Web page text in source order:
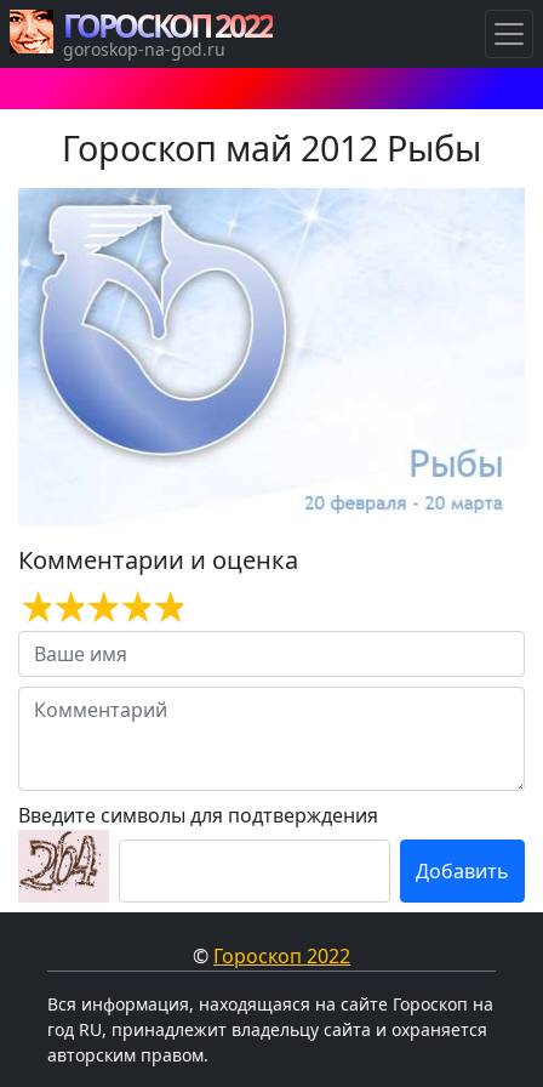
Гороскоп май 2012 Рыбы
Комментарии и оценка
Введите символы для подтверждения
© Гороскоп 2022
Вся информация, находящаяся на сайте Гороскоп на
год RU, принадлежит владельцу сайта и охраняется
авторским правом.
ГОРОСКОП 2022
goroskop-na-god.ru